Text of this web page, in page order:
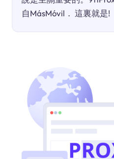
自MásMóvil． 這裏就是!